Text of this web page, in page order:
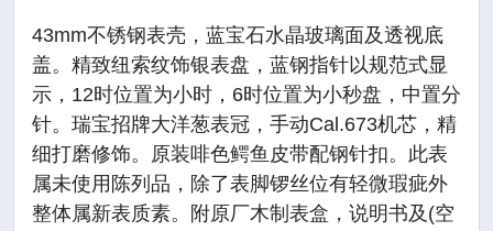
43mm不锈钢表壳，蓝宝石水晶玻璃面及透视底
盖。精致纽索纹饰银表盘，蓝钢指针以规范式显
示，12时位置为小时，6时位置为小秒盘，中置分
针。瑞宝招牌大洋葱表冠，手动Cal.673机芯，精
细打磨修饰。原装啡色鳄鱼皮带配钢针扣。此表
属未使用陈列品，除了表脚锣丝位有轻微瑕疵外
整体属新表质素。附原厂木制表盒，说明书及(空